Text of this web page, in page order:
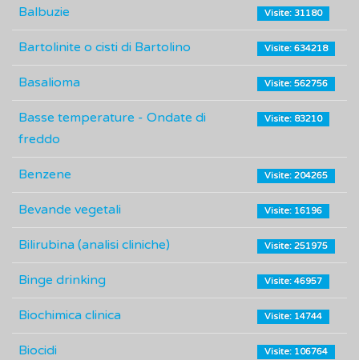
Balbuzie Visite: 31180
Bartolinite o cisti di Bartolino Visite: 634218
Basalioma Visite: 562756
Basse temperature - Ondate di
freddo
Visite: 83210
Benzene Visite: 204265
Bevande vegetali Visite: 16196
Bilirubina (analisi cliniche) Visite: 251975
Binge drinking Visite: 46957
Biochimica clinica Visite: 14744
Biocidi Visite: 106764